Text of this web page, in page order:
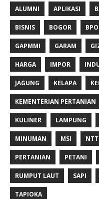
ALUMNI APLIKASI
BISNIS BOGOR
GAPMMI GARAM
HARGA IMPOR
JAGUNG KELAPA
KEMENTERIAN PERTANIAN
KULINER LAMPUNG
MINUMAN MSI NTT
PERTANIAN PETANI
RUMPUT LAUT SAPI
TAPIOKA